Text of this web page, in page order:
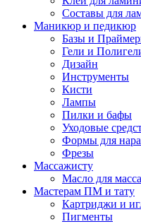
Составы для
Маникюр и педикюр
Базы и
Гели и
Дизайн
Инструменты
Кисти
Лампы
Пилки и бафы
Уходовые
Формы для
Фрезы
Массажисту
Масло для
Мастерам ПМ и тату
Картриджи и
Пигменты